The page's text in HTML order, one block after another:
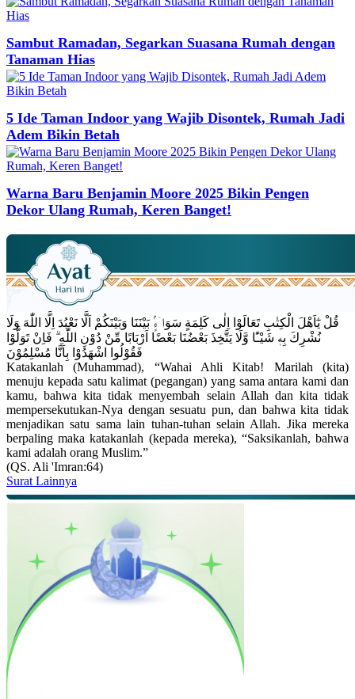
Sambut Ramadan, Segarkan Suasana Rumah dengan
Tanaman Hias
5 Ide Taman Indoor yang Wajib Disontek, Rumah Jadi
Adem Bikin Betah
Warna Baru Benjamin Moore 2025 Bikin Pengen
Dekor Ulang Rumah, Keren Banget!
قُلْ يٰٓاَهْلَ الْكِتٰبِ تَعَالَوْا اِلٰى كَلِمَةٍ سَوَاۤءٍۢ بَيْنَنَا وَبَيْنَكُمْ اَلَّا نَعْبُدَ اِلَّا اللّٰهَ وَلَا
نُشْرِكَ بِهٖ شَيْـًٔا وَّلَا يَتَّخِذَ بَعْضُنَا بَعْضًا اَرْبَابًا مِّنْ دُوْنِ اللّٰهِ ۗ فَاِنْ تَوَلَّوْا
فَقُوْلُوا اشْهَدُوْا بِاَنَّا مُسْلِمُوْنَ
Katakanlah (Muhammad), “Wahai Ahli Kitab! Marilah (kita)
menuju kepada satu kalimat (pegangan) yang sama antara kami dan
kamu, bahwa kita tidak menyembah selain Allah dan kita tidak
mempersekutukan-Nya dengan sesuatu pun, dan bahwa kita tidak
menjadikan satu sama lain tuhan-tuhan selain Allah. Jika mereka
berpaling maka katakanlah (kepada mereka), “Saksikanlah, bahwa
kami adalah orang Muslim.”
(QS. Ali 'Imran:64)
Surat Lainnya